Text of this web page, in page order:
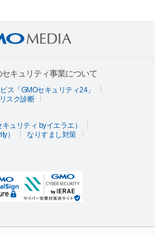
キュリティ事業について
ス「GMOセキュリティ24」
スク診断
ュリティ byイエラエ）
）
なりすまし対策